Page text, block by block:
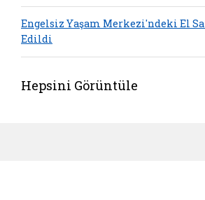
Engelsiz Yaşam Merkezi'ndeki El
Edildi
Hepsini Görüntüle